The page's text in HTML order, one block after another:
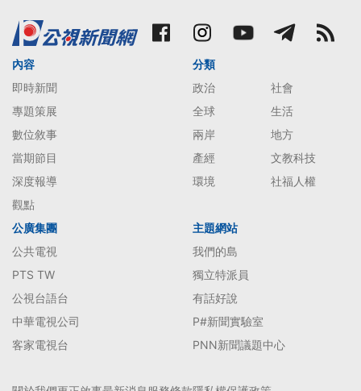
內容
即時新聞
專題策展
數位敘事
當期節目
深度報導
觀點
分類
政治
社會
全球
生活
兩岸
地方
產經
文教科技
環境
社福人權
公廣集團
公共電視
PTS TW
公視台語台
中華電視公司
客家電視台
主題網站
我們的島
獨立特派員
有話好說
P#新聞實驗室
PNN新聞議題中心